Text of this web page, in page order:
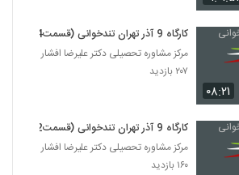
027041 - تندخوانی سری چهارم
۳۲۲ بازدید
027042 - تندخوانی سری چهارم
۴۱۹ بازدید
027043 - تندخوانی سری چهارم
۰۸:۲۱
کارگاه 9 آذر تهران تندخوانی (قسمت4)
مرکز مشاوره تحصیلی دکتر علیرضا افشار
۲۰۷ بازدید
کارگاه 9 آذر تهران تندخوانی (قسمت2)
مرکز مشاوره تحصیلی دکتر علیرضا افشار
۱۶۰ بازدید